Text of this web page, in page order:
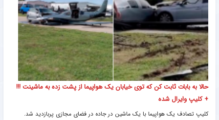
حالا به بابات ثابت کن که توی خیابان یک هواپیما از پشت زده به ماشینت !!!
+ کلیپ وایرال شده
کلیپ تصادف یک هواپیما با یک ماشین در جاده در فضای مجازی پربازدید شد.